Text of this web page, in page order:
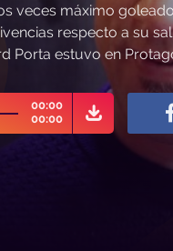
veces máximo
respecto a su
Porta estuvo en
00:00
00:00